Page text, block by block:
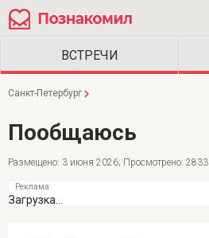
Санкт-Петербург
Пообщаюсь
Размещено: 3 июня 2026; Просмотрено: 2833
Загрузка...